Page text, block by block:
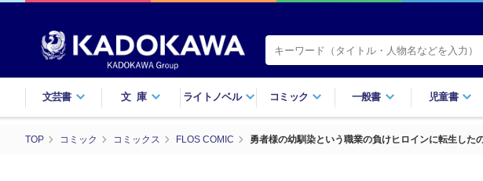
文芸書 文庫 ライトノベル コミック 一般書 児童書
TOP コミック コミックス FLOS COMIC 勇者様の幼馴染という職業の負けヒロインに転生し